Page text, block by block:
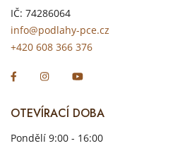
IČ: 74286064
info@podlahy-pce.cz
+420 608 366 376
OTEVÍRACÍ DOBA
Pondělí 9:00 - 16:00